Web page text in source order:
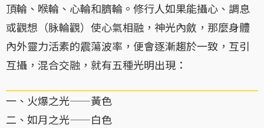
頂輪、喉輪、心輪和臍輪。修行人如果能攝心、調息
或觀想（脉輪觀）使心氣相融，神光內斂，那麼身體
內外靈力活素的震蕩波率，便會逐漸趨於一致，互引
互攝，混合交融，就有五種光明出現：
一、火爆之光——黃色
二、如月之光——白色